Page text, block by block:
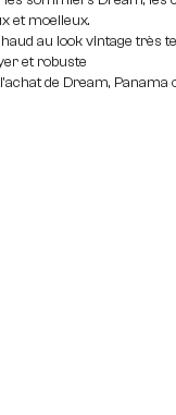
et moelleux.
au look vintage très
et robuste
de Dream, Panama